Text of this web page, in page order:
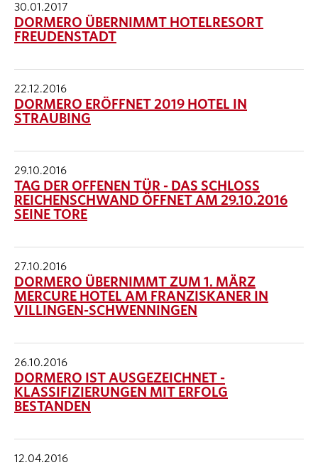
30.01.2017
DORMERO ÜBERNIMMT HOTELRESORT
FREUDENSTADT
22.12.2016
DORMERO ERÖFFNET 2019 HOTEL IN
STRAUBING
29.10.2016
TAG DER OFFENEN TÜR - DAS SCHLOSS
REICHENSCHWAND ÖFFNET AM 29.10.2016
SEINE TORE
27.10.2016
DORMERO ÜBERNIMMT ZUM 1. MÄRZ
MERCURE HOTEL AM FRANZISKANER IN
VILLINGEN-SCHWENNINGEN
26.10.2016
DORMERO IST AUSGEZEICHNET -
KLASSIFIZIERUNGEN MIT ERFOLG
BESTANDEN
12.04.2016